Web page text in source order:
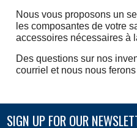
Nous vous proposons un
les composantes de votre
accessoires nécessaires à
Des questions sur nos
courriel et nous nous
SIGN UP FOR OUR